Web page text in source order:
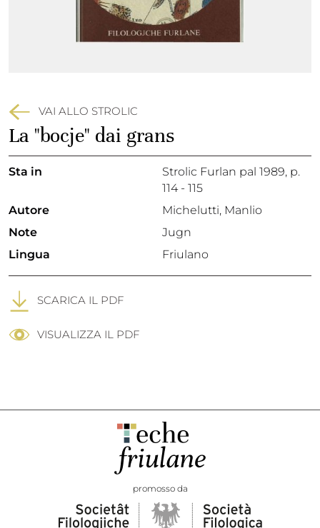
VAI ALLO STROLIC
La "bocje" dai grans
Sta in Strolic Furlan pal 1989, p.
114 - 115
Autore
Michelutti, Manlio
Note
Jugn
Lingua
Friulano
SCARICA IL PDF
VISUALIZZA IL PDF
promosso da